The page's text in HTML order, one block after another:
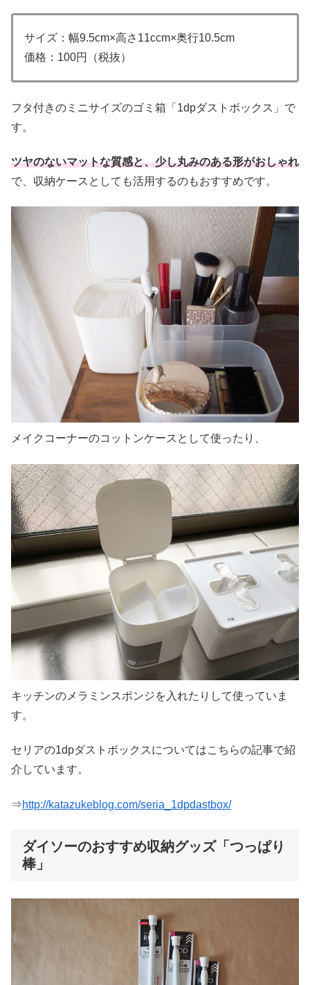
サイズ：幅9.5cm×高さ11ccm×奥行10.5cm
価格：100円（税抜）
フタ付きのミニサイズのゴミ箱「1dpダストボックス」で
す。
ツヤのないマットな質感と、少し丸みのある形がおしゃれ
で、収納ケースとしても活用するのもおすすめです。
メイクコーナーのコットンケースとして使ったり、
キッチンのメラミンスポンジを入れたりして使っていま
す。
セリアの1dpダストボックスについてはこちらの記事で紹
介しています。
⇒http://katazukeblog.com/seria_1dpdastbox/
ダイソーのおすすめ収納グッズ「つっぱり
棒」